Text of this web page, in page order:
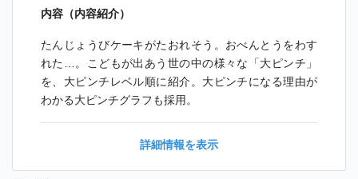
内容（内容紹介）
たんじょうびケーキがたおれそう。おべんとうをわす
れた…。こどもが出あう世の中の様々な「大ピンチ」
を、大ピンチレベル順に紹介。大ピンチになる理由が
わかる大ピンチグラフも採用。
詳細情報を表示